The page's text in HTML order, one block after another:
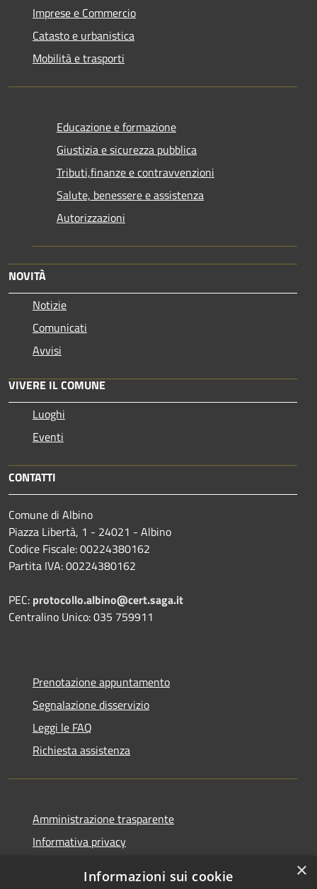
Imprese e Commercio
Catasto e urbanistica
Mobilità e trasporti
Educazione e formazione
Giustizia e sicurezza pubblica
Tributi,finanze e contravvenzioni
Salute, benessere e assistenza
Autorizzazioni
NOVITÀ
Notizie
Comunicati
Avvisi
VIVERE IL COMUNE
Luoghi
Eventi
CONTATTI
Comune di Albino
Piazza Libertà, 1 - 24021 - Albino
Codice Fiscale: 00224380162
Partita IVA: 00224380162
PEC: protocollo.albino@cert.saga.it
Centralino Unico: 035 759911
Prenotazione appuntamento
Segnalazione disservizio
Leggi le FAQ
Richiesta assistenza
Amministrazione trasparente
Informativa privacy
×
Informazioni sui cookie